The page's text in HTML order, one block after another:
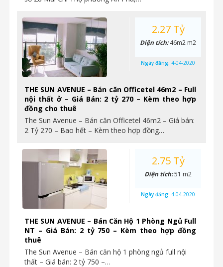
THE SUN AVENUE – Bán căn Officetel 46m2 – Full
nội thất ở – Giá Bán: 2 tỷ 270 – Kèm theo hợp
đồng cho thuê
The Sun Avenue – Bán căn Officetel 46m2 – Giá bán:
2 Tỷ 270 – Bao hết – Kèm theo hợp đồng…
2.27 Tỷ
Diện tích:46m2 m2
Ngày đăng: 4-04-2020
THE SUN AVENUE – Bán Căn Hộ 1 Phòng Ngủ Full
NT – Giá Bán: 2 tỷ 750 – Kèm theo hợp đồng
thuê
The Sun Avenue – Bán căn hộ 1 phòng ngủ full nội
thất – Giá bán: 2 tỷ 750 –…
2.75 Tỷ
Diện tích:51 m2
Ngày đăng: 4-04-2020